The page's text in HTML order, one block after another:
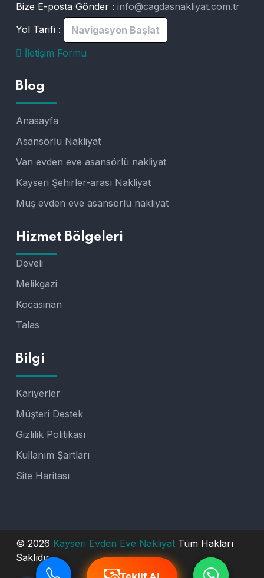
Bize E-posta Gönder : info@cagdasnakliyat.com.tr
Yol Tarifi :
Navigasyon Başlat
İletişim Formu
Blog
Anasayfa
Asansörlü Nakliyat
Van evden eve asansörlü nakliyat
Kayseri Şehirler-arası Nakliyat
Muş evden eve asansörlü nakliyat
Hizmet Bölgeleri
Develi
Melikgazi
Kocasinan
Talas
Bilgi
Kariyerler
Müşteri Destek
Gizlilik Politikası
Kullanım Şartları
Site Haritası
© 2026 Kayseri Evden Eve Nakliyat Tüm Hakları
Saklıdır.